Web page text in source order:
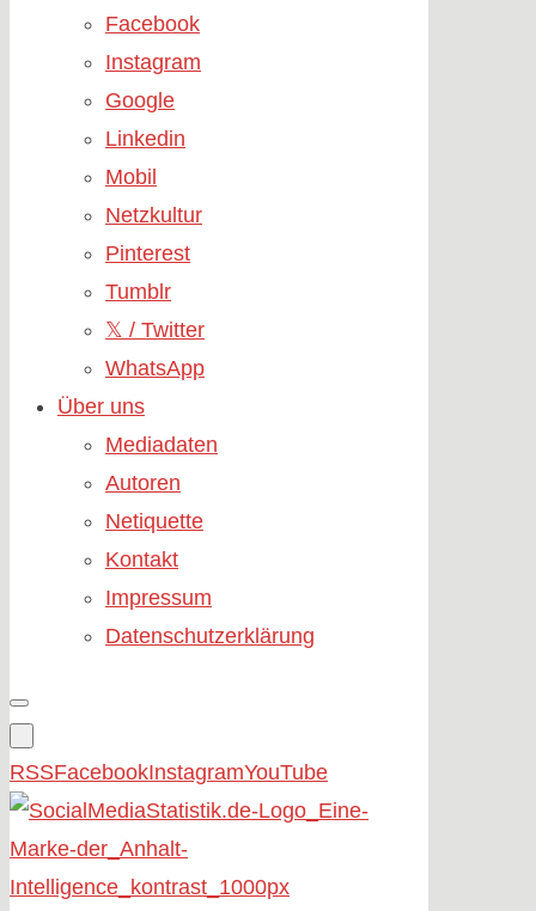
Facebook
Instagram
Google
Linkedin
Mobil
Netzkultur
Pinterest
Tumblr
𝕏 / Twitter
WhatsApp
Über uns
Mediadaten
Autoren
Netiquette
Kontakt
Impressum
Datenschutzerklärung
RSSFacebookInstagramYouTube